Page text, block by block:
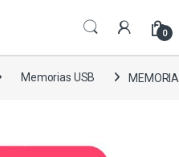
0
Memorias USB